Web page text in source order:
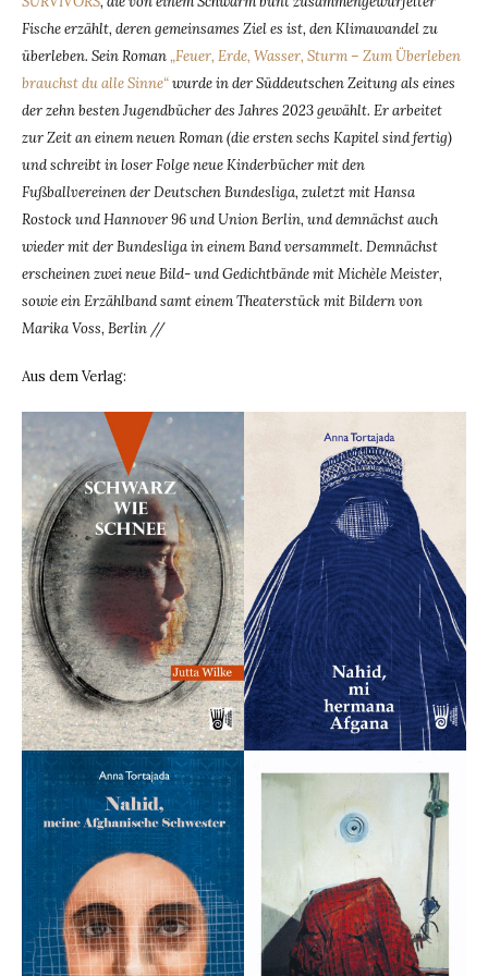
Fische erzählt, deren gemeinsames Ziel es ist, den Klimawandel zu
überleben. Sein Roman„Feuer, Erde, Wasser, Sturm – Zum Überleben
brauchst du alle Sinne“wurde in der Süddeutschen Zeitung als eines
der zehn besten Jugendbücher des Jahres 2023 gewählt. Er arbeitet
zur Zeit an einem neuen Roman (die ersten sechs Kapitel sind fertig)
und schreibt in loser Folge neue Kinderbücher mit den
Fußballvereinen der Deutschen Bundesliga, zuletzt mit Hansa
Rostock und Hannover 96 und Union Berlin, und demnächst auch
wieder mit der Bundesliga in einem Band versammelt. Demnächst
erscheinen zwei neue Bild- und Gedichtbände mit Michèle Meister,
sowie ein Erzählband samt einem Theaterstück mit Bildern von
Marika Voss, Berlin //
Aus dem Verlag: